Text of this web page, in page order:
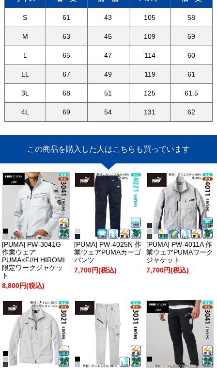
S 61 43 105 58
M 63 45 109 59
L 65 47 114 60
LL 67 49 119 61
3L 68 51 125 61.5
4L 69 54 131 62
この商品を購入した人はこちらも買っています
[PUMA] PW-3041G
作業ウェア
PUMA×F//H HIROMI
限定ワークジャケッ
ト
8,800円(税込)
[PUMA] PW-4025N 作
業ウェアPUMAカーゴ
パンツ
7,700円(税込)
[PUMA] PW-4011A 作
業ウェアPUMAワーク
ジャケット
7,700円(税込)